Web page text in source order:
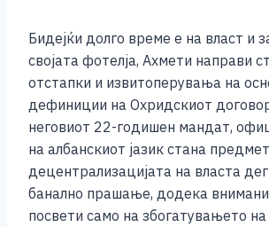
Бидејќи долго време е на власт и
својата фотелја, Ахмети направи
отстапки и извитоперувања на
дефиниции на Охридскиот
неговиот 22-годишен мандат,
на албанскиот јазик стана
децентрализацијата на власта
банално прашање, додека
посвети само на збогатувањето на